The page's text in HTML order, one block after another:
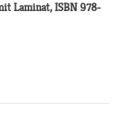
Laminat, ISBN 978-